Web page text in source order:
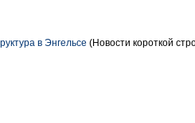
в Энгельсе (Новости короткой